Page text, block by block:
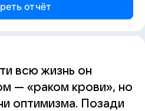
отчёт
всю жизнь он
— «раком крови», но
оптимизма. Позади